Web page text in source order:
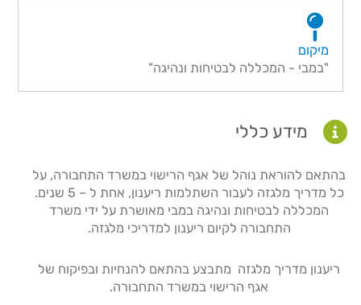
מיקום
"במבי - המכללה לבטיחות ונהיגה"
מידע כללי​
בהתאם להוראת נוהל של אגף הרישוי במשרד התחבורה, על
כל מדריך מלגזה לעבור השתלמות ריענון, אחת ל – 5 שנים.
המכללה לבטיחות ונהיגה במבי מאושרת על ידי משרד
התחבורה לקיום ריענון למדריכי מלגזה.
ריענון מדריך מלגזה מתבצע בהתאם להנחיות ובפיקוח של
אגף הרישוי במשרד התחבורה.